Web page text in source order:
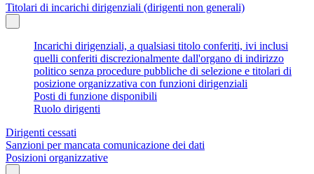
Titolari di incarichi dirigenziali (dirigenti non generali)
Incarichi dirigenziali, a qualsiasi titolo conferiti, ivi inclusi
quelli conferiti discrezionalmente dall'organo di indirizzo
politico senza procedure pubbliche di selezione e titolari di
posizione organizzativa con funzioni dirigenziali
Posti di funzione disponibili
Ruolo dirigenti
Dirigenti cessati
Sanzioni per mancata comunicazione dei dati
Posizioni organizzative